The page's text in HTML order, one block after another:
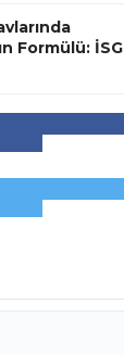
Formülü: İSG